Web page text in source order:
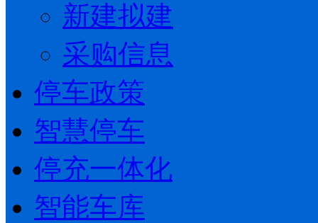
新建拟建
采购信息
停车政策
智慧停车
停充一体化
智能车库